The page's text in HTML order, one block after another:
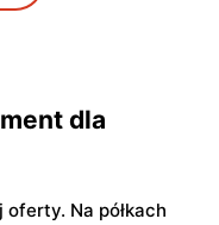
dla
Na półkach